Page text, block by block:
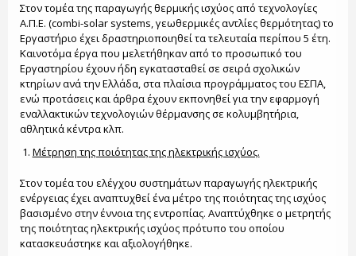
Στον τομέα της παραγωγής θερμικής ισχύος από τεχνολογίες
Α.Π.Ε. (combi-solar systems, γεωθερμικές αντλίες θερμότητας) το
Εργαστήριο έχει δραστηριοποιηθεί τα τελευταία περίπου 5 έτη.
Καινοτόμα έργα που μελετήθηκαν από το προσωπικό του
Εργαστηρίου έχουν ήδη εγκατασταθεί σε σειρά σχολικών
κτηρίων ανά την Ελλάδα, στα πλαίσια προγράμματος του ΕΣΠΑ,
ενώ προτάσεις και άρθρα έχουν εκπονηθεί για την εφαρμογή
εναλλακτικών τεχνολογιών θέρμανσης σε κολυμβητήρια,
αθλητικά κέντρα κλπ.
Μέτρηση της ποιότητας της ηλεκτρικής ισχύος.
Στον τομέα του ελέγχου συστημάτων παραγωγής ηλεκτρικής
ενέργειας έχει αναπτυχθεί ένα μέτρο της ποιότητας της ισχύος
βασισμένο στην έννοια της εντροπίας. Αναπτύχθηκε ο μετρητής
της ποιότητας ηλεκτρικής ισχύος πρότυπο του οποίου
κατασκευάστηκε και αξιολογήθηκε.